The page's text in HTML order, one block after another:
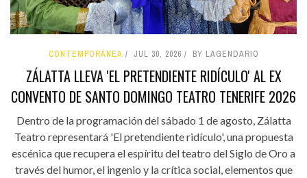
CONTEMPORÁNEA JUL 30, 2026 BY LAGENDARIO
ZÁLATTA LLEVA 'EL PRETENDIENTE RIDÍCULO' AL EX
CONVENTO DE SANTO DOMINGO TEATRO TENERIFE 2026
Dentro de la programación del sábado 1 de agosto, Zálatta
Teatro representará 'El pretendiente ridículo', una propuesta
escénica que recupera el espíritu del teatro del Siglo de Oro a
través del humor, el ingenio y la crítica social, elementos que